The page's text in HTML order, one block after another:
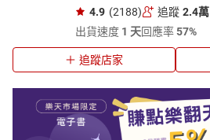
4.9 (2188) 追蹤 2.4萬
出貨速度 1 天回應率57%
追蹤店家